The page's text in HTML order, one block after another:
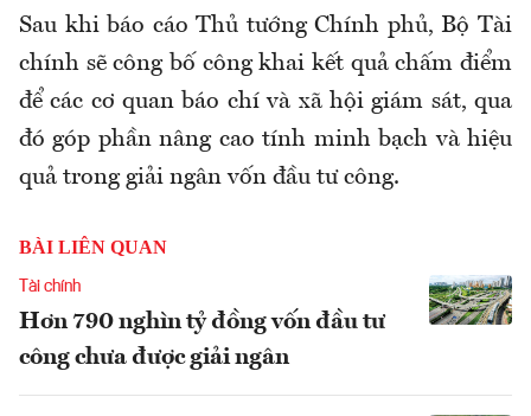
Sau khi báo cáo Thủ tướng Chính phủ, Bộ Tài
chính sẽ công bố công khai kết quả chấm điểm
để các cơ quan báo chí và xã hội giám sát, qua
đó góp phần nâng cao tính minh bạch và hiệu
quả trong giải ngân vốn đầu tư công.
BÀI LIÊN QUAN
Tài chính
Hơn 790 nghìn tỷ đồng vốn đầu tư
công chưa được giải ngân